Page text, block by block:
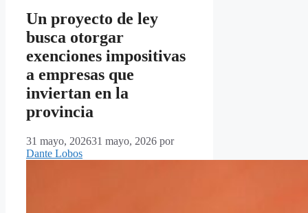
Un proyecto de ley
busca otorgar
exenciones impositivas
a empresas que
inviertan en la
provincia
31 mayo, 202631 mayo, 2026 por
Dante Lobos